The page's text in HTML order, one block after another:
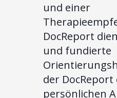
und einer
DocReport
und fundierte
der DocReport
persönlichen